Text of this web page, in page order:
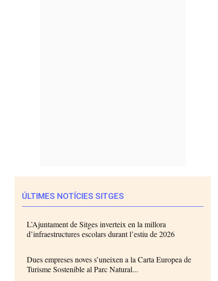
ÚLTIMES NOTÍCIES SITGES
L’Ajuntament de Sitges inverteix en la millora
d’infraestructures escolars durant l’estiu de 2026
Dues empreses noves s’uneixen a la Carta Europea de
Turisme Sostenible al Parc Natural...